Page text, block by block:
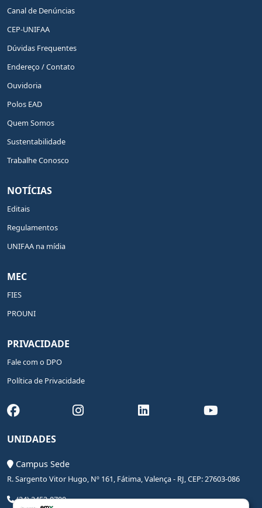
Canal de Denúncias
CEP-UNIFAA
Dúvidas Frequentes
Endereço / Contato
Ouvidoria
Polos EAD
Quem Somos
Sustentabilidade
Trabalhe Conosco
NOTÍCIAS
Editais
Regulamentos
UNIFAA na mídia
MEC
FIES
PROUNI
PRIVACIDADE
Fale com o DPO
Política de Privacidade
UNIDADES
Campus Sede
R. Sargento Vitor Hugo, Nº 161, Fátima, Valença - RJ, CEP: 27603-086
(24) 2453-0700